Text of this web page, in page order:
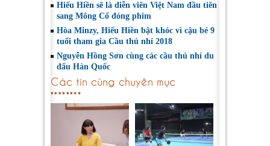
Hiếu Hiền sẽ là diễn viên Việt Nam đầu tiên
sang Mông Cổ đóng phim
Hòa Minzy, Hiếu Hiền bật khóc vì cậu bé 9
tuổi tham gia Cầu thủ nhí 2018
Nguyễn Hồng Sơn cùng các cầu thủ nhí du
đấu Hàn Quốc
Các tin cùng chuyên mục